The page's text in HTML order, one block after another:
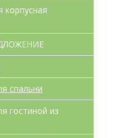
корпусная
спальни
гостиной из